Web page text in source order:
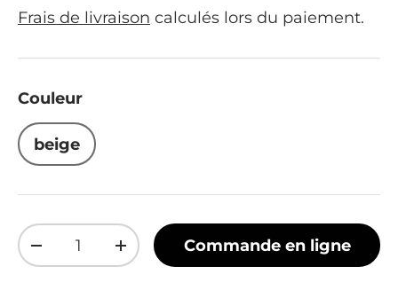
Frais de livraison calculés lors du paiement.
Couleur
beige
Qté
Diminuer la quantité
Augmenter la quantité
Commande en ligne